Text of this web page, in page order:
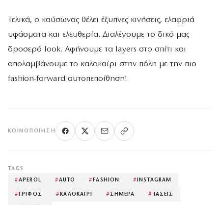
Τελικά, ο καύσωνας θέλει έξυπνες κινήσεις, ελαφριά
υφάσματα και ελευθερία. Διαλέγουμε το δικό μας
δροσερό look. Αφήνουμε τα layers στο σπίτι και
απολαμβάνουμε το καλοκαίρι στην πόλη με την πιο
fashion-forward αυτοπεποίθηση!
ΚΟΙΝΟΠΟΊΗΣΗ
TAGS
#APEROL #AUTO #FASHION #INSTAGRAM
#ΓΡΙΦΟΣ #ΚΑΛΟΚΑΙΡΙ # ΣΗΜΕΡΑ # ΤΑΣΕΙΣ